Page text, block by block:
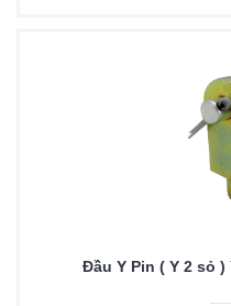
Đầu Y Pin ( Y 2 sỏ )